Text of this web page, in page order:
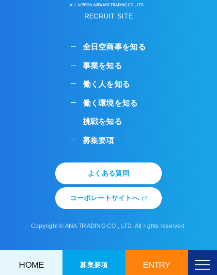
HOME 募集要項 ENTRY
RECRUIT SITE
全日空商事を知る
事業を知る
働く人を知る
働く環境を知る
挑戦を知る
募集要項
よくある質問
コーポレートサイトへ
Copyright © ANA TRADING CO., LTD. All rights reserved.